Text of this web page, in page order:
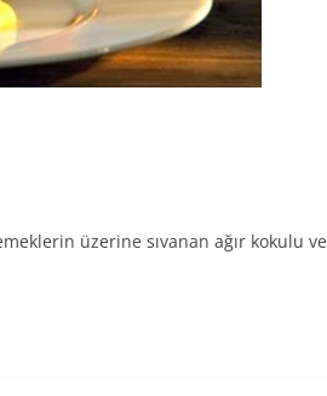
üzerine sıvanan ağır kokulu ve